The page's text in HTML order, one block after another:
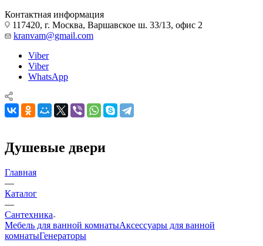
Контактная информация
117420, г. Москва, Варшавское ш. 33/13, офис 2
kranvam@gmail.com
Viber
Viber
WhatsApp
Душевые двери
Главная
—
Каталог
—
Сантехника
Мебель для ванной комнатыАксессуары для ванной
комнатыГенераторы